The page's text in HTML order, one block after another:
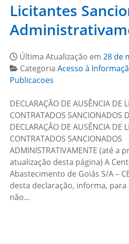
Licitantes
Última Atualização em 28 de
Categoria Acesso à
Publicacoes
DECLARAÇÃO DE AUSÊNCIA DE
CONTRATADOS SANCIONADOS
DECLARAÇÃO DE AUSÊNCIA DE
CONTRATADOS SANCIONADOS
ADMINISTRATIVAMENTE (até a
atualização desta página) A
Abastecimento de Goiás S/A –
desta declaração, informa,
não…